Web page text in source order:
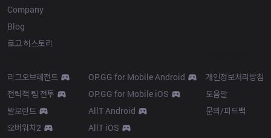
Company
Blog
로고 히스토리
리그오브레전드
전략적 팀 전투
발로란트
오버워치2
OP.GG for Mobile Android
OP.GG for Mobile iOS
AllT Android
AllT iOS
개인정보처리방침
도움말
문의/피드백